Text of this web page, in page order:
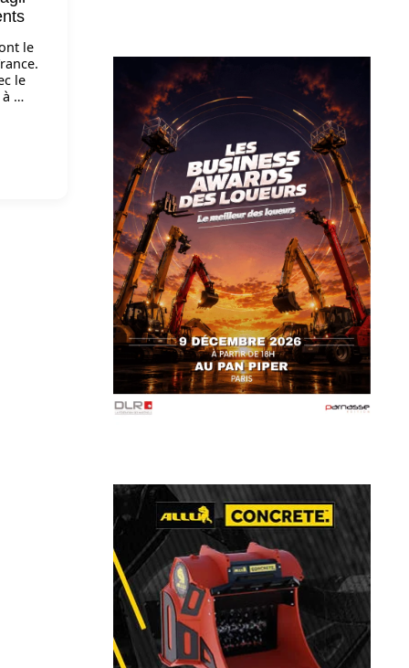
le
le
à …